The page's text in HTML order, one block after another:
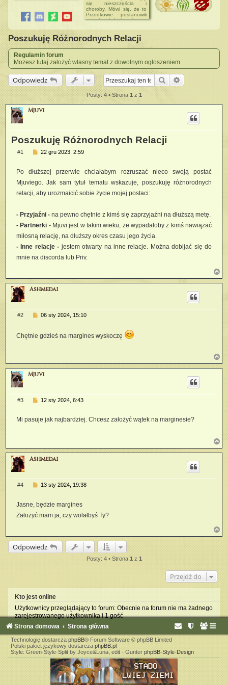
zapraszamy do wzięcia
Dnia Kobiet! ->Loteria z
okazji Dnia Kobiet
04.02.2024
Postacią Miesiąca został
Tauro
Dzienniki umiejętności
zostały sprawdzone
się nieszczęścia i
choroby. Mówi się, że to
Przodkowie postanowili
uprzykrzyć życie żyjącym,
szamani mają rację.
Może po prostu
przebywanie w
niebezpiecznych
konsekwencje.
Epidemia w dżungli
> Chodzą słuchy, że
choroba w Dżungli
przybiera na sile.
Napotyka się tam wielu
chorych, którzy wykazują
agresję wobec
stado. Szkarłatni
powrócili na zajmowane
niegdyś ziemie.
► Zadania od NPC
► Postacie do
Poszukuję Różnorodnych Relacji
Regulamin forum
Możesz tutaj założyć własny temat z dowolnym ogłoszeniem
Odpowiedz Szukaj
Posty: 4 • Strona 1z 1
Mjuvi
Poszukuję Różnorodnych Relacji
#1
P
t
22 gru 2023, 2:59
Po dłuższej przerwie chciałabym rozruszać nieco swoją postać
Mjuviego. Jak sam tytuł tematu wskazuje, poszukuję różnorodnych
relacji, aby urozmaicić sobie życie mojej postaci:
- Przyjaźni - na pewno chętnie z kimś się zaprzyjaźni na dłuższą metę.
- Partnerki -Mjuvi jest w takim wieku, że wypadałoby z kimś nawiązać
miłosną relację, na dłuższy okres czasu jego życia.
- Inne relacje - jestem otwarty na inne relacje. Można dobijać się do
mnie na discorda lub Priv.
a
g
r
Ashmedai
#2
P
t
06 sty 2024, 15:10
Chętnie gdzieś na margines wyskoczę
a
g
Mjuvi
#3
P
t
12 sty 2024, 6:43
Mi pasuje jak najbardziej. Chcesz założyć wątek na marginesie?
N
a
g
Ashmedai
#4
P
t
13 sty 2024, 19:38
Jasne, będzie margines
Założyć mam ja, czy wolałbyś Ty?
a
Odpowiedz
Posty: 4 • Strona 1 z 1
Przejdź do
Kto jest online
Użytkownicy przeglądający to forum: Obecnie na forum nie ma żadnego
zarejestrowanego użytkownika i 1 gość
Strona domowa
Strona główna
Technologię dostarcza phpBB® Forum Software © phpBB Limited
Polski pakiet językowy dostarcza phpBB.pl
Style: Green-Style-Split by Joyce&Luna, edit - Gunter phpBB-Style-Design